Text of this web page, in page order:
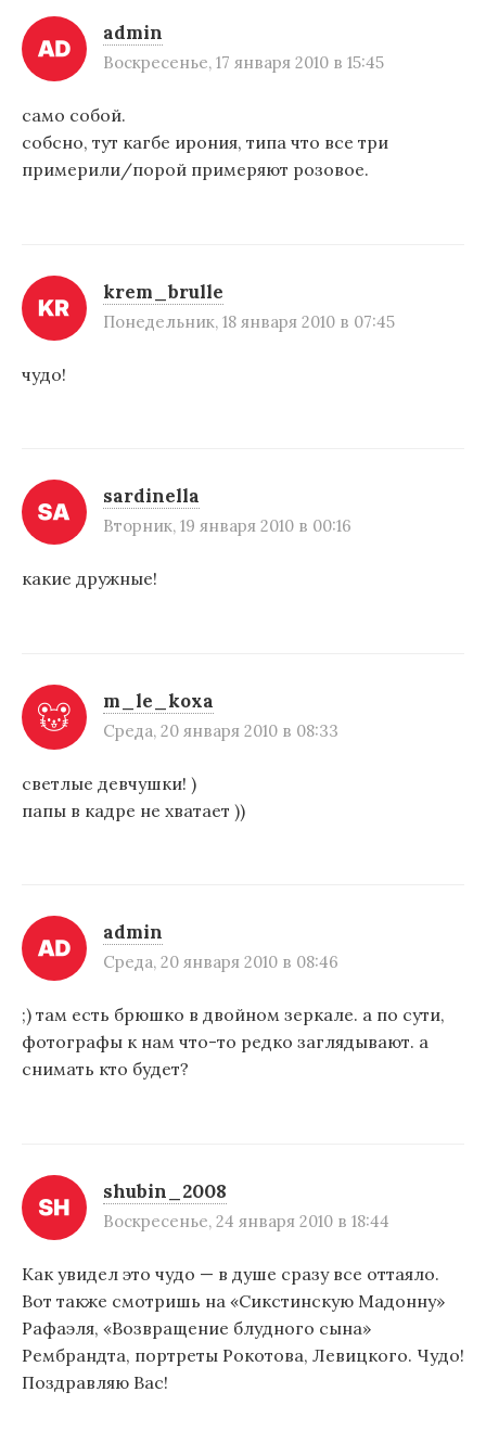
admin
Воскресенье, 17 января 2010 в 15:45
само собой.
собсно, тут кагбе ирония, типа что все три
примерили/порой примеряют розовое.
krem_brulle
Понедельник, 18 января 2010 в 07:45
чудо!
sardinella
Вторник, 19 января 2010 в 00:16
какие дружные!
m_le_koxa
Среда, 20 января 2010 в 08:33
светлые девчушки! )
папы в кадре не хватает ))
admin
Среда, 20 января 2010 в 08:46
;) там есть брюшко в двойном зеркале. а по сути,
фотографы к нам что-то редко заглядывают. а
снимать кто будет?
shubin_2008
Воскресенье, 24 января 2010 в 18:44
Как увидел это чудо — в душе сразу все оттаяло.
Вот также смотришь на «Сикстинскую Мадонну»
Рафаэля, «Возвращение блудного сына»
Рембрандта, портреты Рокотова, Левицкого. Чудо!
Поздравляю Вас!